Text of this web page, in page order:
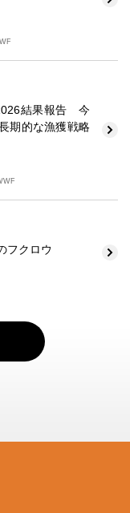
結果報告 今
期的な漁獲戦略
フクロウ